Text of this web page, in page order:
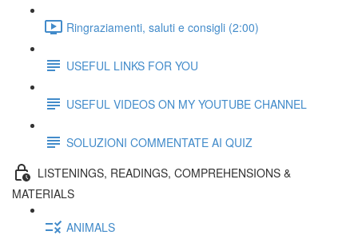
Ringraziamenti, saluti e consigli (2:00)
USEFUL LINKS FOR YOU
USEFUL VIDEOS ON MY YOUTUBE CHANNEL
SOLUZIONI COMMENTATE AI QUIZ
LISTENINGS, READINGS, COMPREHENSIONS &
MATERIALS
ANIMALS